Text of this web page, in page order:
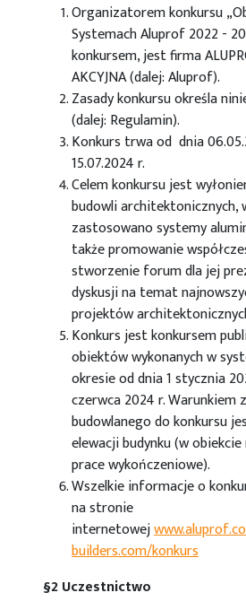
Organizatorem konkursu
Systemach Aluprof 2022 -
konkursem, jest firma
AKCYJNA (dalej: Aluprof).
Zasady konkursu określa
(dalej: Regulamin).
Konkurs trwa od dnia
15.07.2024 r.
Celem konkursu jest
budowli architektonicznych,
zastosowano systemy
także promowanie
stworzenie forum dla jej
dyskusji na temat
projektów
Konkurs jest konkursem
obiektów wykonanych w
okresie od dnia 1 stycznia
czerwca 2024 r. Warunkiem
budowlanego do konkursu
elewacji budynku (w
prace wykończeniowe).
Wszelkie informacje o
na stronie
internetowej
builders.com/konkurs
§2 Uczestnictwo